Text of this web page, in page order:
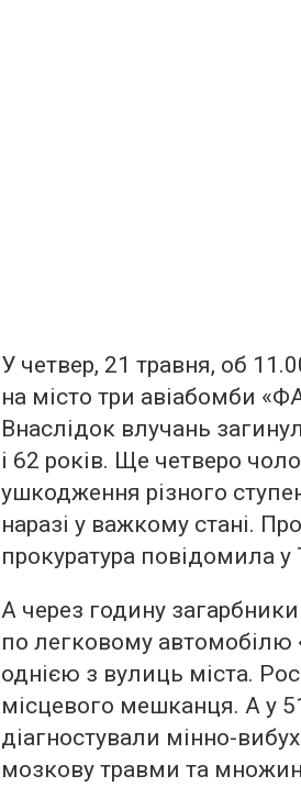
У четвер, 21 травня, об
на місто три авіабомби
Внаслідок влучань
і 62 років. Ще четверо
ушкодження різного
наразі у важкому стані.
прокуратура повідомила у
А через годину
по легковому автомобілю
однією з вулиць міста.
місцевого мешканця. А у
діагностували мінно-
мозкову травми та